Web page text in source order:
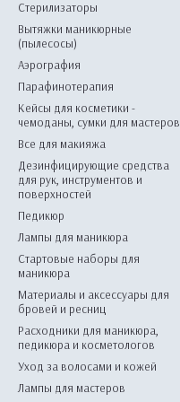
Стерилизаторы
Вытяжки маникюрные
(пылесосы)
Аэрография
Парафинотерапия
Кейсы для косметики -
чемоданы, сумки для мастеров
Все для макияжа
Дезинфицирующие средства
для рук, инструментов и
поверхностей
Педикюр
Лампы для маникюра
Стартовые наборы для
маникюра
Материалы и аксессуары для
бровей и ресниц
Расходники для маникюра,
педикюра и косметологов
Уход за волосами и кожей
Лампы для мастеров